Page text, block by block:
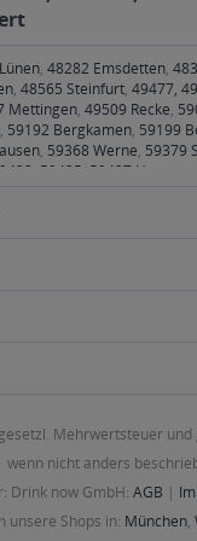
, 48282 Emsdetten,
, 48565 Steinfurt, 49477,
Mettingen, 49509 Recke,
, 59192 Bergkamen, 59199
, 59368 Werne, 59379
59425, 59427 Unna
Mehrwertsteuer und
wenn nicht anders
Drink now GmbH: AGB |
unsere Shops in: München,